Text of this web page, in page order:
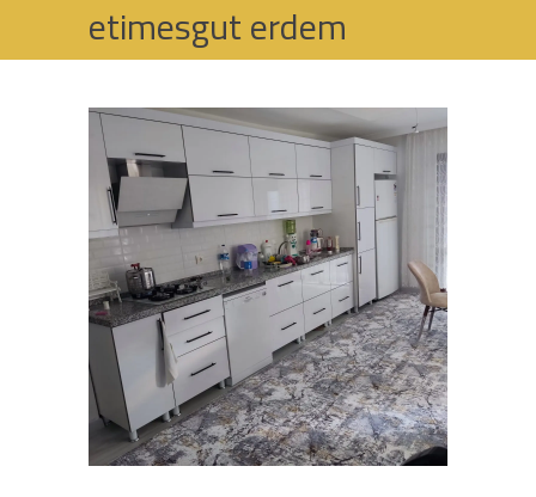
etimesgut erdem
HOME
POSTS TAGGED "ETIMESGUT ERDEM
MOBILYA"